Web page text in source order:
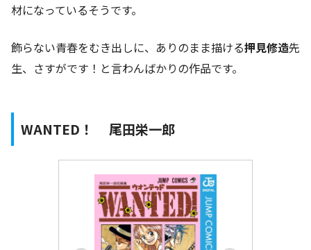
材になっているそうです。
飾らない青春をむき出しに、ありのまま描ける押見修造先
生、さすがです！と言わんばかりの作品です。
WANTED！ 尾田栄一郎